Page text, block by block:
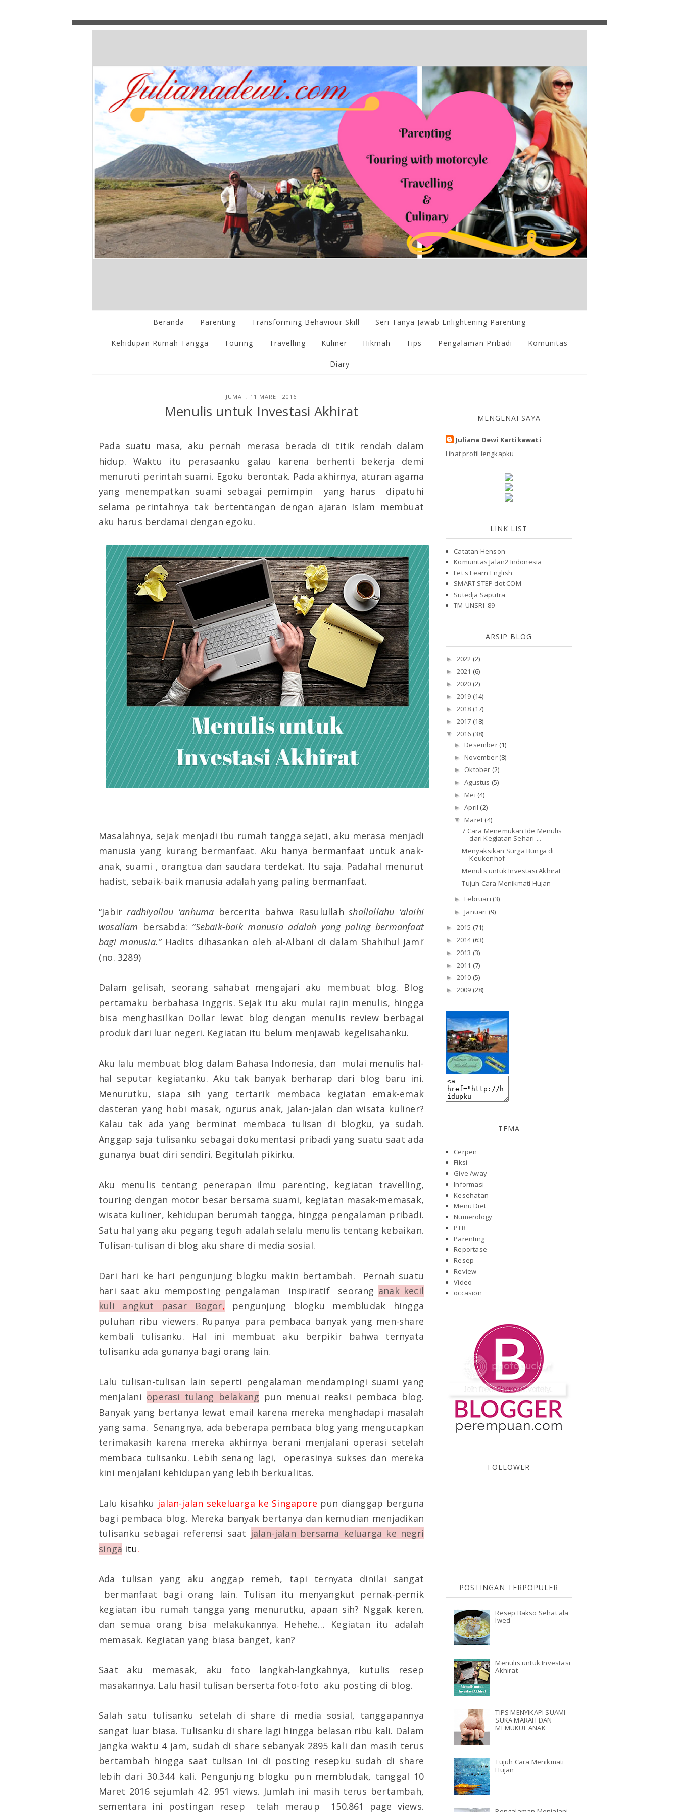
Beranda Parenting Transforming Behaviour Skill Seri Tanya Jawab Enlightening Parenting
Kehidupan Rumah Tangga Touring Travelling Kuliner Hikmah Tips Pengalaman Pribadi Komunitas
Diary
JUMAT, 11 MARET 2016
Menulis untuk Investasi Akhirat
Pada suatu masa, aku pernah merasa berada di titik rendah dalam
hidup. Waktu itu perasaanku galau karena berhenti bekerja demi
menuruti perintah suami. Egoku berontak. Pada akhirnya, aturan agama
yang menempatkan suami sebagai pemimpin
yang harus
dipatuhi
selama perintahnya tak bertentangan dengan ajaran Islam membuat
aku harus berdamai dengan egoku.
Masalahnya, sejak menjadi ibu rumah tangga sejati, aku merasa menjadi
manusia yang kurang bermanfaat. Aku hanya bermanfaat untuk anak-
anak, suami , orangtua dan saudara terdekat. Itu saja. Padahal menurut
hadist, sebaik-baik manusia adalah yang paling bermanfaat.
“Jabirradhiyallau ‘anhuma bercerita bahwa Rasulullahshallallahu ‘alaihi
wasallam bersabda: “Sebaik-baik manusia adalah yang paling bermanfaat
bagi manusia.” Hadits dihasankan oleh al-Albani di dalam Shahihul Jami’
(no. 3289)
Dalam gelisah, seorang sahabat mengajari aku membuat blog. Blog
pertamaku berbahasa Inggris. Sejak itu aku mulai rajin menulis, hingga
bisa menghasilkan Dollar lewat blog dengan menulis review berbagai
produk dari luar negeri. Kegiatan itu belum menjawab kegelisahanku.
Aku lalu membuat blog dalam Bahasa Indonesia, dan mulai menulis hal-
hal seputar kegiatanku. Aku tak banyak berharap dari blog baru ini.
Menurutku, siapa sih yang tertarik membaca kegiatan emak-emak
dasteran yang hobi masak, ngurus anak, jalan-jalan dan wisata kuliner?
Kalau tak ada yang berminat membaca tulisan di blogku, ya sudah.
Anggap saja tulisanku sebagai dokumentasi pribadi yang suatu saat ada
gunanya buat diri sendiri. Begitulah pikirku.
Aku menulis tentang penerapan ilmu parenting, kegiatan travelling,
touring dengan motor besar bersama suami, kegiatan masak-memasak,
wisata kuliner, kehidupan berumah tangga, hingga pengalaman pribadi.
Satu hal yang aku pegang teguh adalah selalu menulis tentang kebaikan.
Tulisan-tulisan di blog aku share di media sosial.
Dari hari ke hari pengunjung blogku makin bertambah.
Pernah suatu
hari saat aku memposting pengalaman
inspiratif seorang anak kecil
kuli angkut pasar Bogor, pengunjung blogku membludak hingga
puluhan ribu viewers. Rupanya para pembaca banyak yang men-share
kembali tulisanku. Hal ini membuat aku berpikir bahwa ternyata
tulisanku ada gunanya bagi orang lain.
Lalu tulisan-tulisan lain seperti pengalaman mendampingi suami yang
menjalani operasi tulang belakang pun menuai reaksi pembaca blog.
Banyak yang bertanya lewat email karena mereka menghadapi masalah
yang sama. Senangnya, ada beberapa pembaca blog yang mengucapkan
terimakasih karena mereka akhirnya berani menjalani operasi setelah
membaca tulisanku. Lebih senang lagi,
operasinya sukses dan mereka
kini menjalani kehidupan yang lebih berkualitas.
Lalu kisahku jalan-jalan sekeluarga ke Singapore pun dianggap berguna
bagi pembaca blog. Mereka banyak bertanya dan kemudian menjadikan
tulisanku sebagai referensi saat jalan-jalan bersama keluarga ke negri
singa itu.
Ada tulisan yang aku anggap remeh, tapi ternyata dinilai sangat
bermanfaat bagi orang lain. Tulisan itu menyangkut pernak-pernik
kegiatan ibu rumah tangga yang menurutku, apaan sih? Nggak keren,
dan semua orang bisa melakukannya. Hehehe… Kegiatan itu adalah
memasak. Kegiatan yang biasa banget, kan?
Saat aku memasak, aku foto langkah-langkahnya, kutulis resep
masakannya. Lalu hasil tulisan berserta foto-foto aku posting di blog.
Salah satu tulisanku setelah di share di media sosial, tanggapannya
sangat luar biasa. Tulisanku di share lagi hingga belasan ribu kali. Dalam
jangka waktu 4 jam, sudah di share sebanyak 2895 kali dan masih terus
bertambah hingga saat tulisan ini di posting resepku sudah di share
lebih dari 30.344 kali. Pengunjung blogku pun membludak, tanggal 10
Maret 2016 sejumlah 42. 951 views. Jumlah ini masih terus bertambah,
sementara ini postingan resep telah meraup 150.861 page views.
MENGENAI SAYA
Juliana Dewi Kartikawati
Lihat profil lengkapku
LINK LIST
Catatan Henson
Komunitas Jalan2 Indonesia
Let's Learn English
SMART STEP dot COM
Sutedja Saputra
TM-UNSRI '89
ARSIP BLOG
► 2022 (2)
► 2021 (6)
► 2020 (2)
► 2019 (14)
► 2018 (17)
► 2017 (18)
▼ 2016 (38)
►Desember (1)
►November (8)
► Oktober (2)
►Agustus (5)
►Mei (4)
►April (2)
▼Maret (4)
7 Cara Menemukan Ide Menulis
dari Kegiatan Sehari-...
Menyaksikan Surga Bunga di
Keukenhof
Menulis untuk Investasi Akhirat
Tujuh Cara Menikmati Hujan
►Februari (3)
►Januari (9)
► 2015 (71)
► 2014 (63)
► 2013 (3)
► 2011 (7)
► 2010 (5)
► 2009 (28)
TEMA
Cerpen
Fiksi
Give Away
Informasi
Kesehatan
Menu Diet
Numerology
PTR
Parenting
Reportase
Resep
Review
Video
occasion
FOLLOWER
POSTINGAN TERPOPULER
Resep Bakso Sehat ala
Iwed
Menulis untuk Investasi
Akhirat
TIPS MENYIKAPI SUAMI
SUKA MARAH DAN
MEMUKUL ANAK
Tujuh Cara Menikmati
Hujan